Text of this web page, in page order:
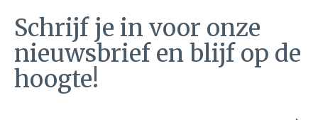
Schrijf je in voor onze
nieuwsbrief en blijf op de
hoogte!